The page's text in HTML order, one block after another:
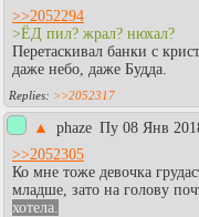
>>2052294
>ЁД пил? жрал? нюхал?
Перетаскивал банки с
даже небо, даже Будда.
>>2052317
▲ phaze Пy 08 Янв
>>2052305
Ко мне тоже девочка
младше, зато на голову
хотела.